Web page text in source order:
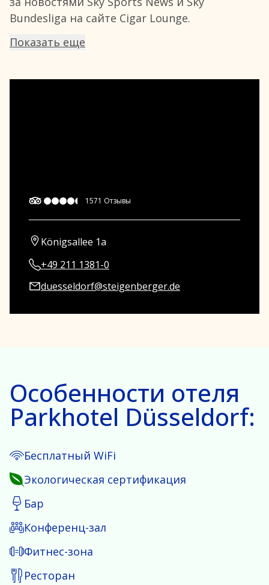
Bundesliga на сайте Cigar Lounge.
Показать еще
1571 Отзывы
Königsallee 1a
+49 211 1381-0
duesseldorf@steigenberger.de
Особенности отеля
Parkhotel Düsseldorf:
Бесплатный WiFi
Экологическая сертификация
Бар
Конференц-зал
Фитнес-зона
Ресторан